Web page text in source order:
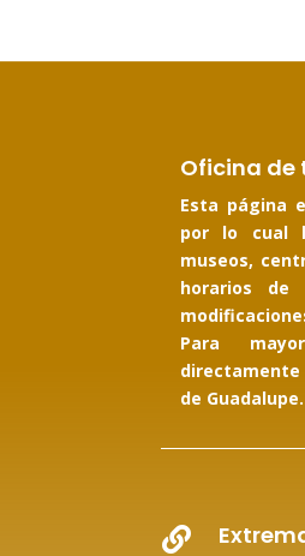
Oficina de
Esta página
por lo cual
museos,
horarios de
Para
de Guadalupe.
